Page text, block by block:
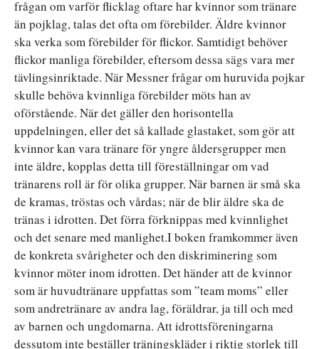
frågan om varför flicklag oftare har kvinnor som tränare
än pojklag, talas det ofta om förebilder. Äldre kvinnor
ska verka som förebilder för flickor. Samtidigt behöver
flickor manliga förebilder, eftersom dessa sägs vara mer
tävlingsinriktade. När Messner frågar om huruvida pojkar
skulle behöva kvinnliga förebilder möts han av
oförstående. När det gäller den horisontella
uppdelningen, eller det så kallade glastaket, som gör att
kvinnor kan vara tränare för yngre åldersgrupper men
inte äldre, kopplas detta till föreställningar om vad
tränarens roll är för olika grupper. När barnen är små ska
de kramas, tröstas och vårdas; när de blir äldre ska de
tränas i idrotten. Det förra förknippas med kvinnlighet
och det senare med manlighet.I boken framkommer även
de konkreta svårigheter och den diskriminering som
kvinnor möter inom idrotten. Det händer att de kvinnor
som är huvudtränare uppfattas som ”team moms” eller
som andretränare av andra lag, föräldrar, ja till och med
av barnen och ungdomarna. Att idrottsföreningarna
dessutom inte beställer träningskläder i riktig storlek till